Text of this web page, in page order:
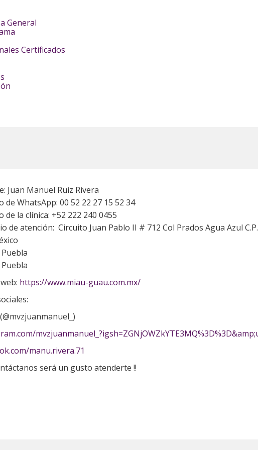
General
Certificados
Juan Manuel Ruiz Rivera
de WhatsApp: 00 52 22 27 15 52 34
de la clínica: +52 222 240 0455
de atención: Circuito Juan Pablo II # 712 Col Prados Agua Azul
https://www.miau-guau.com.mx/
manu.rivera.71
será un gusto atenderte !!